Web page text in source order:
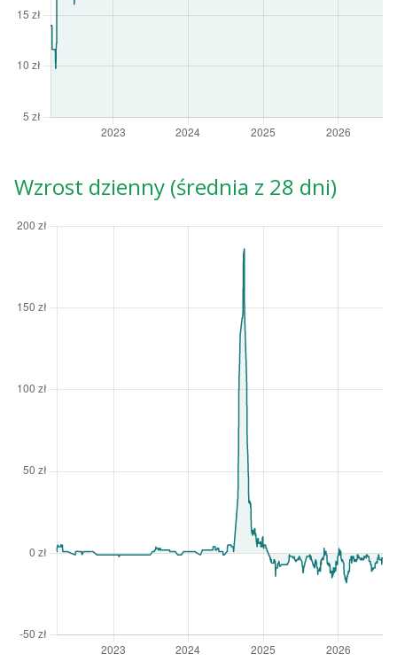
Wzrost dzienny (średnia z 28 dni)